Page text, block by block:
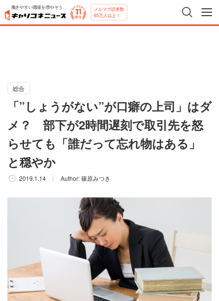
働きやすい職場を増やそう メルマガ読者数
65万人以上！
総合
「”しょうがない”が口癖の上司」はダ
メ？ 部下が2時間遅刻で取引先を怒
らせても「誰だって忘れ物はある」
と穏やか
2019.1.14 Author:篠原みつき